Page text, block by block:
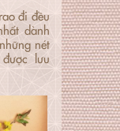
đi đều
dành
nét
lưu